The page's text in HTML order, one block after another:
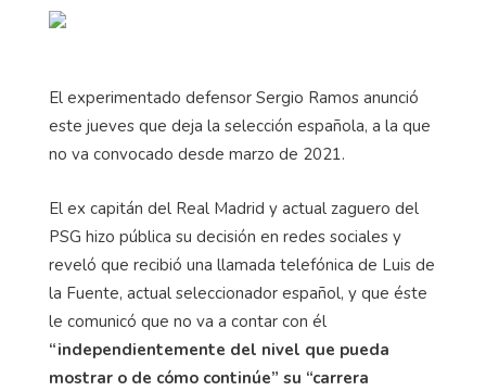
El experimentado defensor Sergio Ramos anunció
este jueves que deja la selección española, a la que
no va convocado desde marzo de 2021.
El ex capitán del Real Madrid y actual zaguero del
PSG hizo pública su decisión en redes sociales y
reveló que recibió una llamada telefónica de Luis de
la Fuente, actual seleccionador español, y que éste
le comunicó que no va a contar con él
“independientemente del nivel que pueda
mostrar o de cómo continúe” su “carrera